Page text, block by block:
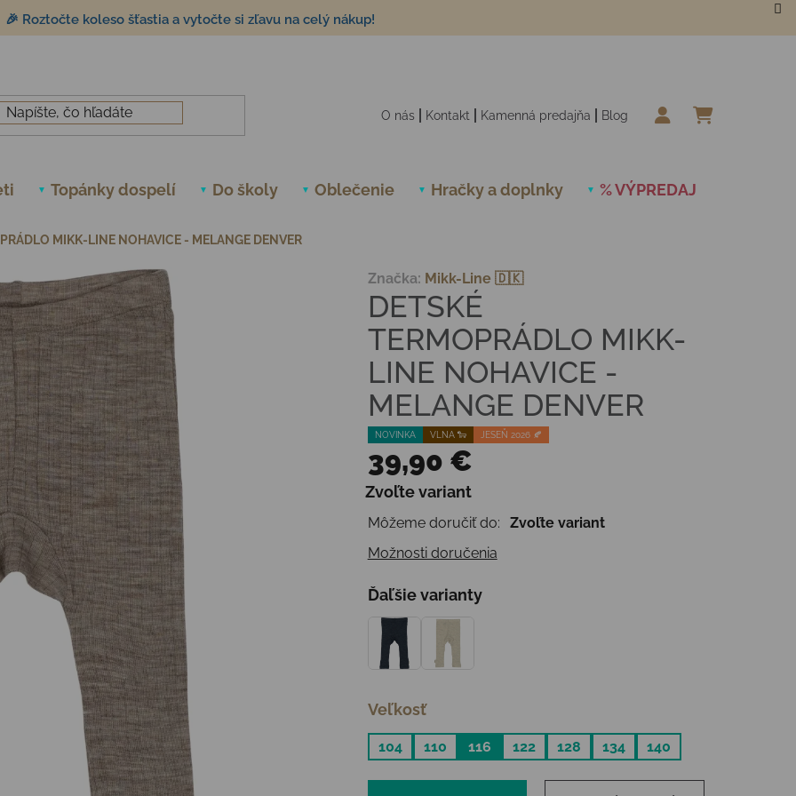
🎉 Roztočte koleso šťastia a vytočte si zľavu na celý nákup!
O nás Kontakt Kamenná predajňa Blog
Topánky dospelí Do školy Oblečenie Hračky a doplnky % VÝPREDAJ
MIKK-LINE NOHAVICE - MELANGE DENVER
NOVINKA VLNA 🐑 JESEŇ 2026 🍂
DETSKÉ
TERMOPRÁDLO MIKK-
LINE NOHAVICE -
MELANGE DENVER
Značka: Mikk-Line 🇩🇰
39,90 €
Jednotková cena:
Zvoľte variant
Môžeme doručiť do:
Zvoľte variant
Možnosti doručenia
Ďaľšie varianty
Veľkosť
104 110 116 122 128 134 140